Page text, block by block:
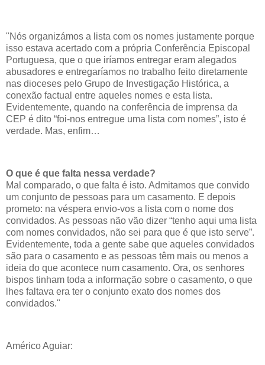
"Nós organizámos a lista com os nomes justamente porque
isso estava acertado com a própria Conferência Episcopal
Portuguesa, que o que iríamos entregar eram alegados
abusadores e entregaríamos no trabalho feito diretamente
nas dioceses pelo Grupo de Investigação Histórica, a
conexão factual entre aqueles nomes e esta lista.
Evidentemente, quando na conferência de imprensa da
CEP é dito “foi-nos entregue uma lista com nomes”, isto é
verdade. Mas, enfim…
O que é que falta nessa verdade?
Mal comparado, o que falta é isto. Admitamos que convido
um conjunto de pessoas para um casamento. E depois
prometo: na véspera envio-vos a lista com o nome dos
convidados. As pessoas não vão dizer “tenho aqui uma lista
com nomes convidados, não sei para que é que isto serve”.
Evidentemente, toda a gente sabe que aqueles convidados
são para o casamento e as pessoas têm mais ou menos a
ideia do que acontece num casamento. Ora, os senhores
bispos tinham toda a informação sobre o casamento, o que
lhes faltava era ter o conjunto exato dos nomes dos
convidados."
Américo Aguiar: